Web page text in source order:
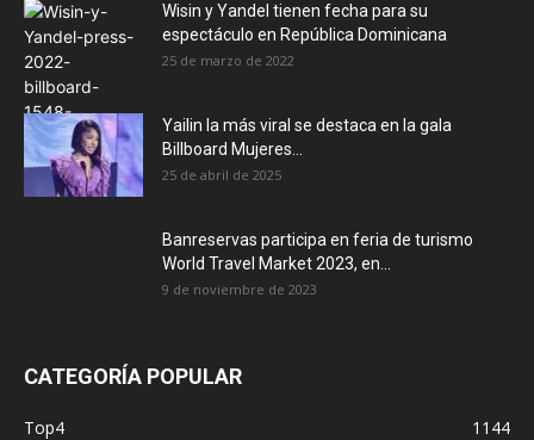
Wisin y Yandel tienen fecha para su
espectáculo en República Dominicana
25 de marzo de 2022
Yailin la más viral se destaca en la gala
Billboard Mujeres...
25 de abril de 2025
Banreservas participa en feria de turismo
World Travel Market 2023, en...
9 de noviembre de 2023
CATEGORÍA POPULAR
Top4
1144